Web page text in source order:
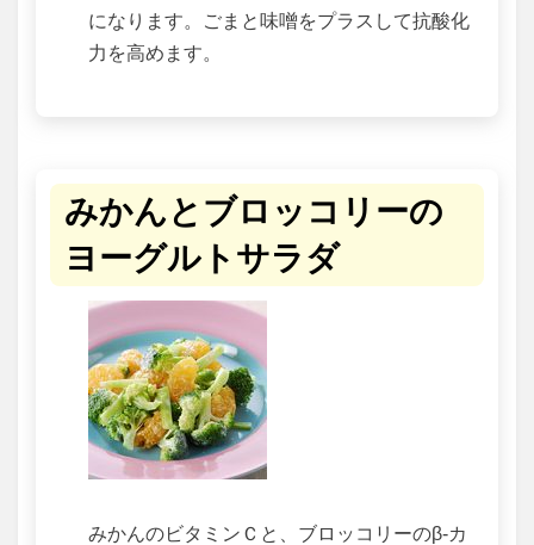
になります。ごまと味噌をプラスして抗酸化
力を高めます。
みかんとブロッコリーの
ヨーグルトサラダ
みかんのビタミンＣと、ブロッコリーのβ-カ